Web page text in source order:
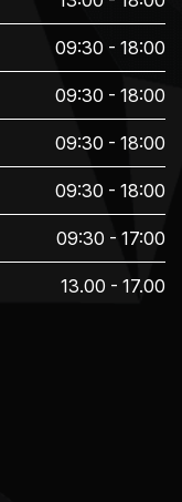
09:30 - 18:00
09:30 - 18:00
09:30 - 18:00
09:30 - 18:00
09:30 - 17:00
13.00 - 17.00